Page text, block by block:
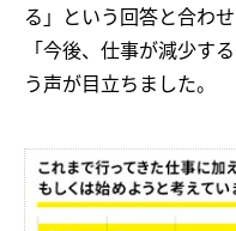
る」という回答と合わ
「今後、仕事が減少す
う声が目立ちました。